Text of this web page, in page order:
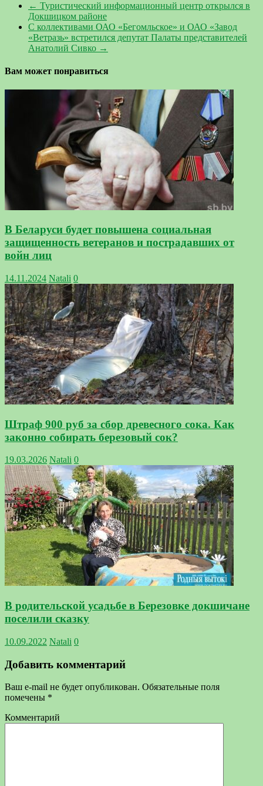
← Туристический информационный центр открылся в
Докшицком районе
С коллективами ОАО «Бегомльское» и ОАО «Завод
«Ветразь» встретился депутат Палаты представителей
Анатолий Сивко →
Вам может понравиться
В Беларуси будет повышена социальная
защищенность ветеранов и пострадавших от
войн лиц
14.11.2024 Natali 0
Штраф 900 руб за сбор древесного сока. Как
законно собирать березовый сок?
19.03.2026 Natali 0
В родительской усадьбе в Березовке докшичане
поселили сказку
10.09.2022 Natali 0
Добавить комментарий
Ваш e-mail не будет опубликован. Обязательные поля
помечены *
Комментарий